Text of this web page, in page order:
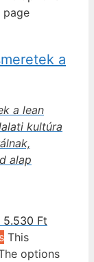
page
a
a lean
kultúra
alap
5.530 Ft
This
options